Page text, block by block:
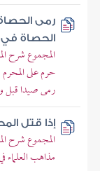
رمى
الحصاة في
المجموع شرح
حرم على
رمى صيدا قبل
إذا قتل
المجموع شرح
مذاهب العلماء